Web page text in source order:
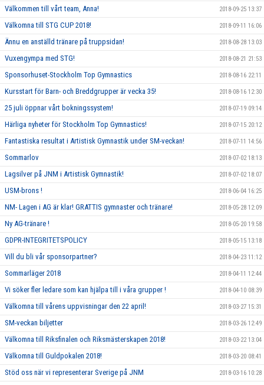
Välkommen till vårt team, Anna! 2018-09-25 13:37
Välkomna till STG CUP 2018! 2018-09-11 16:06
Ännu en anställd tränare på truppsidan! 2018-08-28 13:03
Vuxengympa med STG! 2018-08-21 21:53
Sponsorhuset-Stockholm Top Gymnastics 2018-08-16 22:11
Kursstart för Barn- och Breddgrupper är vecka 35! 2018-08-16 12:30
25 juli öppnar vårt bokningssystem! 2018-07-19 09:14
Härliga nyheter för Stockholm Top Gymnastics! 2018-07-15 20:12
Fantastiska resultat i Artistisk Gymnastik under SM-veckan! 2018-07-11 14:56
Sommarlov 2018-07-02 18:13
Lagsilver på JNM i Artistisk Gymnastik! 2018-07-02 18:07
USM-brons ! 2018-06-04 16:25
NM- Lagen i AG är klar! GRATTIS gymnaster och tränare! 2018-05-28 12:09
Ny AG-tränare ! 2018-05-20 19:58
GDPR-INTEGRITETSPOLICY 2018-05-15 13:18
Vill du bli vår sponsorpartner? 2018-04-23 11:12
Sommarläger 2018 2018-04-11 12:44
Vi söker fler ledare som kan hjälpa till i våra grupper ! 2018-04-10 08:39
Välkomna till vårens uppvisningar den 22 april! 2018-03-27 15:31
SM-veckan biljetter 2018-03-26 12:49
Välkomna till Riksfinalen och Riksmästerskapen 2018! 2018-03-22 13:04
Välkomna till Guldpokalen 2018! 2018-03-20 08:41
Stöd oss när vi representerar Sverige på JNM 2018-03-16 10:28